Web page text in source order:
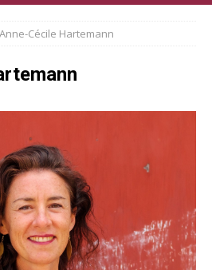
Anne-Cécile Hartemann